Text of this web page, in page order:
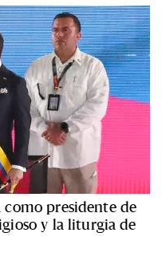
presidente de
y la liturgia de